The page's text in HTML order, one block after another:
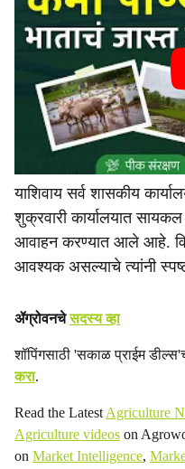
याशिवाय सर्व शासकीय
शुक्रवारी कार्यालयात
आवाहन करण्यात आले आहे.
आवश्यक असल्याचे त्यांनी
ॲग्रोवनचेसदस्य व्हा
शॉपिंगसाठी 'सकाळ प्राईम
करा.
Read the Latest Agriculture
Agriculture videos on
on Market Intelligence,